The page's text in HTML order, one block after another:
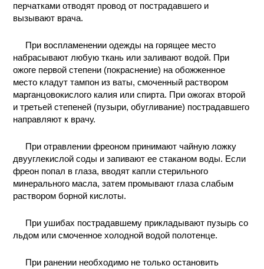
перчатками отводят провод от пострадавшего и
вызывают врача.
При воспламенении одежды на горящее место
набрасывают любую ткань или заливают водой. При
ожоге первой степени (покраснение) на обожженное
место кладут тампон из ваты, смоченный раствором
марганцовокислого калия или спирта. При ожогах второй
и третьей степеней (пузыри, обугливание) пострадавшего
направляют к врачу.
При отравлении фреоном принимают чайную ложку
двууглекислой соды и запивают ее стаканом воды. Если
фреон попал в глаза, вводят капли стерильного
минерального масла, затем промывают глаза слабым
раствором борной кислоты.
При ушибах пострадавшему прикладывают пузырь со
льдом или смоченное холодной водой полотенце.
При ранении необходимо не только остановить